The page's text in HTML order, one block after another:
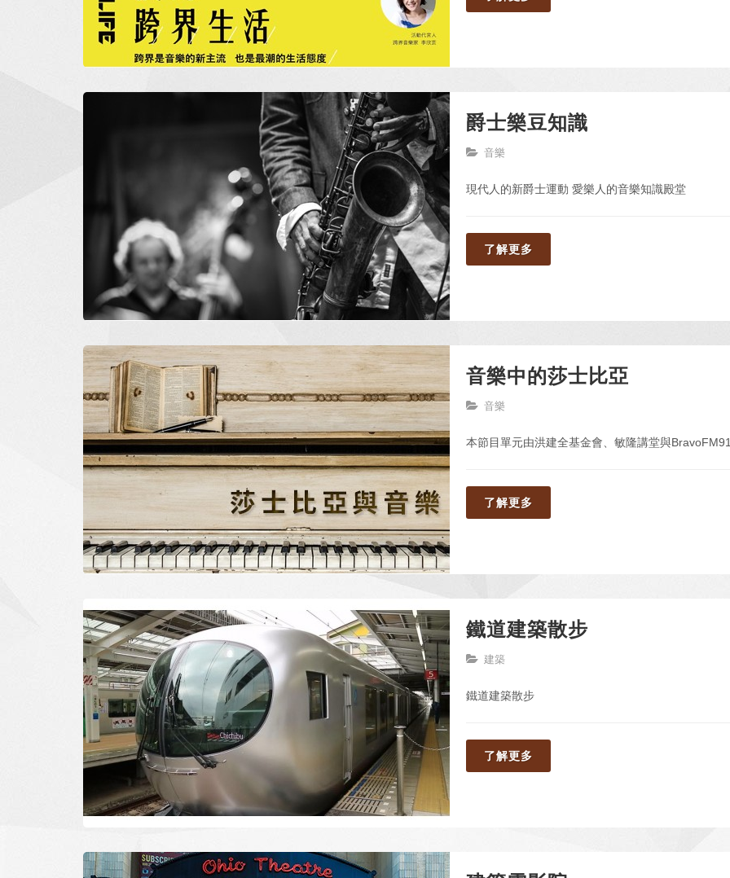
爵士樂豆知識
音樂
現代人的新爵士運動 愛樂人的音樂知識殿堂
了解更多
音樂中的莎士比亞
音樂
本節目單元由洪建全基金會、敏隆講堂與
了解更多
鐵道建築散步
建築
鐵道建築散步
了解更多